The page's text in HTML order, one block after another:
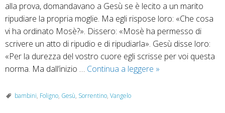
alla prova, domandavano a Gesù se è lecito a un marito
ripudiare la propria moglie. Ma egli rispose loro: «Che cosa
vi ha ordinato Mosè?». Dissero: «Mosè ha permesso di
scrivere un atto di ripudio e di ripudiarla». Gesù disse loro:
«Per la durezza del vostro cuore egli scrisse per voi questa
norma. Ma dall’inizio … Continua a leggere 6
»
bambini, Foligno, Gesù, Sorrentino, Vangelo